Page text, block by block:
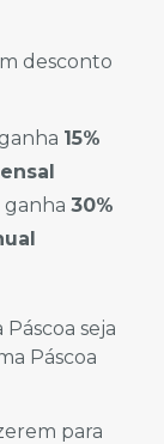
desconto
15%
ganha 30%
seja
Páscoa
para